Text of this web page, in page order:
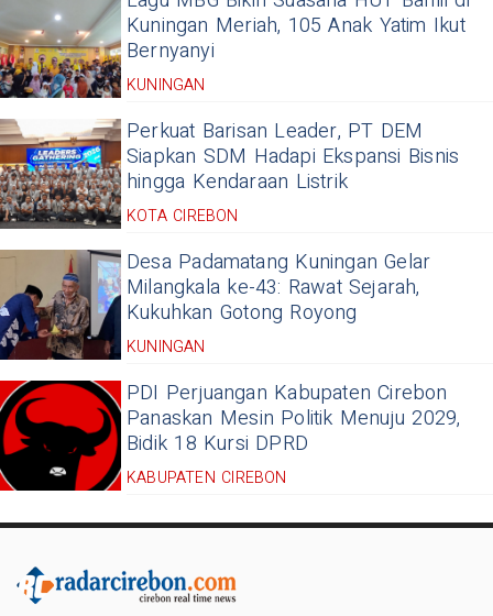
Kuningan Meriah, 105 Anak Yatim Ikut
Bernyanyi
KUNINGAN
Perkuat Barisan Leader, PT DEM
Siapkan SDM Hadapi Ekspansi Bisnis
hingga Kendaraan Listrik
KOTA CIREBON
Desa Padamatang Kuningan Gelar
Milangkala ke-43: Rawat Sejarah,
Kukuhkan Gotong Royong
KUNINGAN
PDI Perjuangan Kabupaten Cirebon
Panaskan Mesin Politik Menuju 2029,
Bidik 18 Kursi DPRD
KABUPATEN CIREBON